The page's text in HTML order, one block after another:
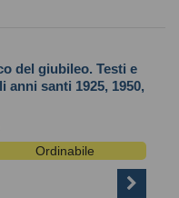
del giubileo. Testi e
anni santi 1925, 1950,
Ordinabile